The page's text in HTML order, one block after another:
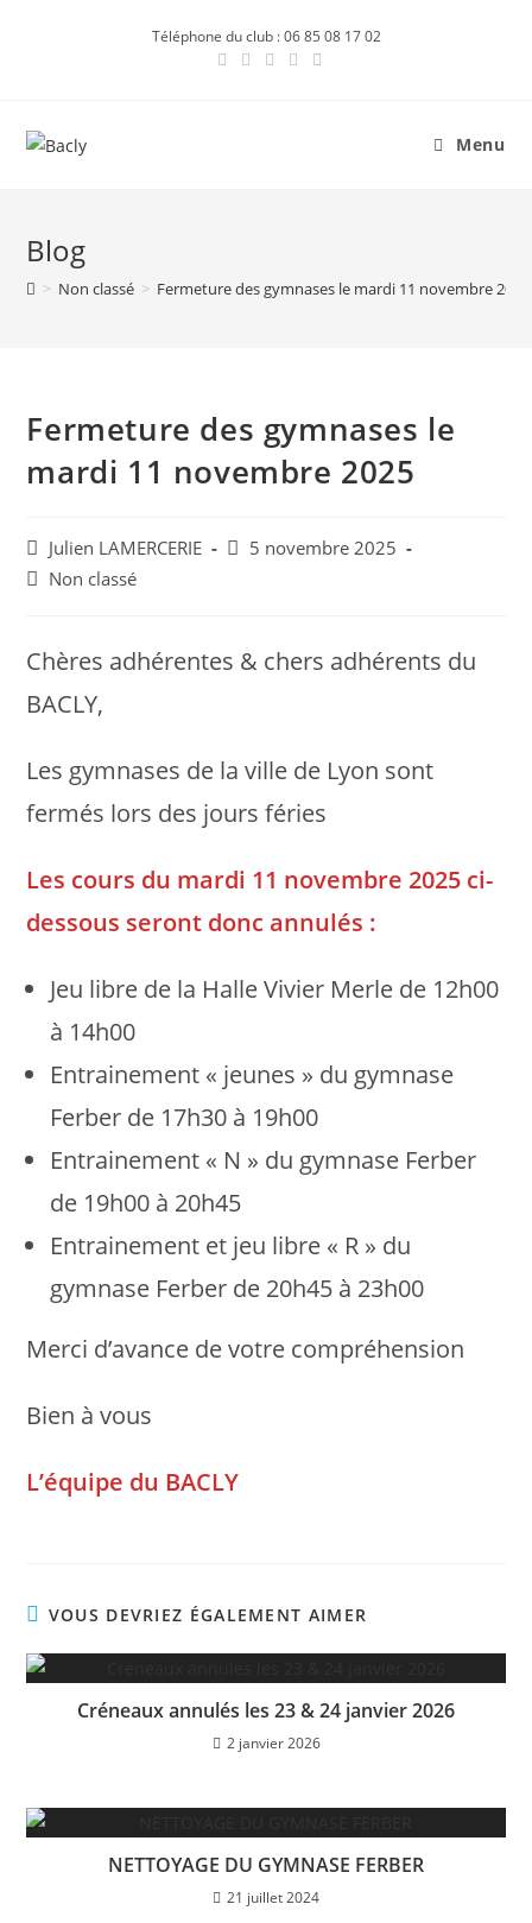
Téléphone du club : 06 85 08 17 02
Menu
Blog
> Non classé > Fermeture des gymnases le mardi 11 novembre 2025
Fermeture des gymnases le
mardi 11 novembre 2025
Post
author:
Julien LAMERCERIE
Post5 novembre 2025
PostNon classé
Chères adhérentes & chers adhérents du
BACLY,
Les gymnases de la ville de Lyon sont
fermés lors des jours féries
Les cours du mardi 11 novembre 2025 ci-
dessous seront donc annulés :
Jeu libre de la Halle Vivier Merle de 12h00
à 14h00
Entrainement « jeunes » du gymnase
Ferber de 17h30 à 19h00
Entrainement « N » du gymnase Ferber
de 19h00 à 20h45
Entrainement et jeu libre « R » du
gymnase Ferber de 20h45 à 23h00
Merci d’avance de votre compréhension
Bien à vous
L’équipe du BACLY
VOUS DEVRIEZ ÉGALEMENT AIMER
Créneaux annulés les 23 & 24 janvier 2026
2 janvier 2026
NETTOYAGE DU GYMNASE FERBER
21 juillet 2024